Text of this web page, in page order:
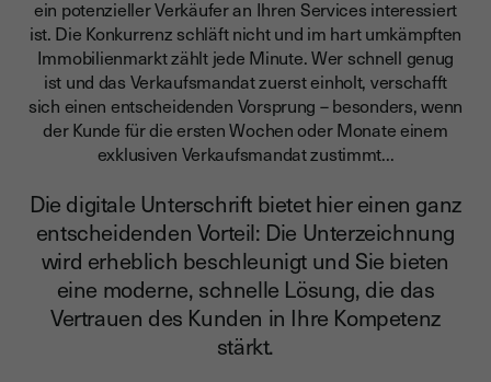
ein potenzieller Verkäufer an Ihren Services interessiert
ist. Die Konkurrenz schläft nicht und im hart umkämpften
Immobilienmarkt zählt jede Minute. Wer schnell genug
ist und das Verkaufsmandat zuerst einholt, verschafft
sich einen entscheidenden Vorsprung – besonders, wenn
der Kunde für die ersten Wochen oder Monate einem
exklusiven Verkaufsmandat zustimmt...
Die digitale Unterschrift bietet hier einen ganz
entscheidenden Vorteil: Die Unterzeichnung
wird erheblich beschleunigt und Sie bieten
eine moderne, schnelle Lösung, die das
Vertrauen des Kunden in Ihre Kompetenz
stärkt.